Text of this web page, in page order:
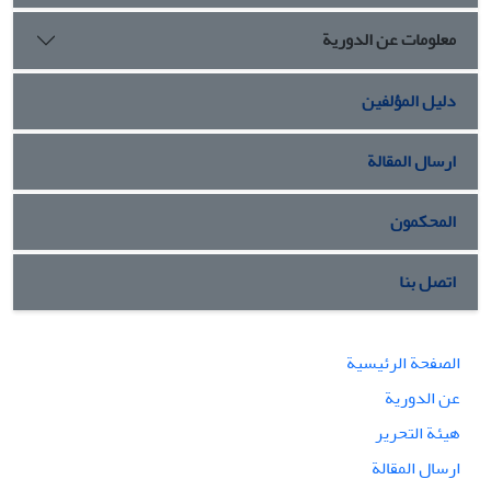
معلومات عن الدورية
دليل المؤلفين
ارسال المقالة
المحكمون
اتصل بنا
الصفحة الرئيسية
عن الدورية
هيئة التحرير
ارسال المقالة